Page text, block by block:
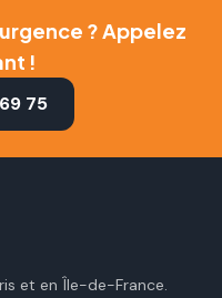
? Appelez
!
75
et en Île-de-France.